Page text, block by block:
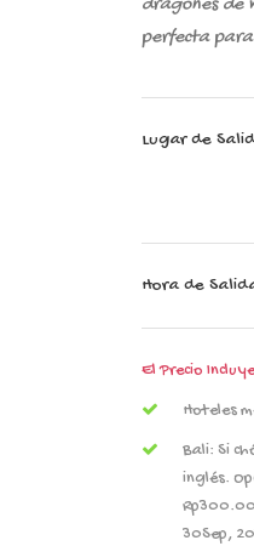
dragones de
perfecta
Lugar de
Hora de
El Precio Incluye
Hoteles
Bali: Si
inglés.
30Sep,